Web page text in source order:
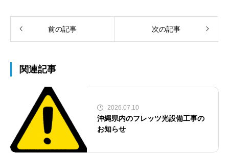
前の記事 次の記事
関連記事
2026.07.10
沖縄県内のフレッツ光設備工事の
お知らせ